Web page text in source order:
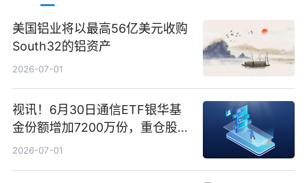
美国铝业将以最高56亿美元收购
South32的铝资产
2026-07-01
视讯！6月30日通信ETF银华基
金份额增加7200万份，重仓股新
易盛、中际旭创、立讯精密
2026-07-01